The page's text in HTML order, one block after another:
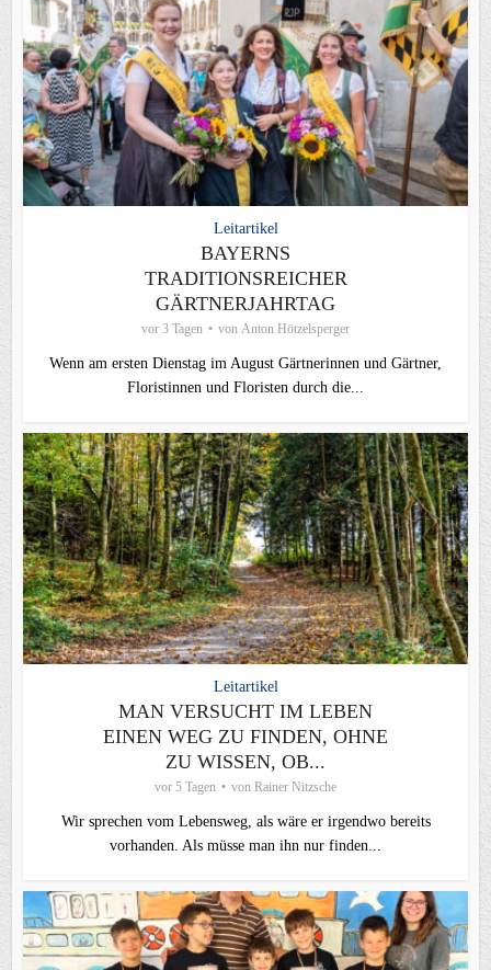
Leitartikel
BAYERNS
TRADITIONSREICHER
GÄRTNERJAHRTAG
vor 3 Tagen von Anton Hötzelsperger
Wenn am ersten Dienstag im August Gärtnerinnen und Gärtner,
Floristinnen und Floristen durch die...
Leitartikel
MAN VERSUCHT IM LEBEN
EINEN WEG ZU FINDEN, OHNE
ZU WISSEN, OB...
vor 5 Tagen von Rainer Nitzsche
Wir sprechen vom Lebensweg, als wäre er irgendwo bereits
vorhanden. Als müsse man ihn nur finden...